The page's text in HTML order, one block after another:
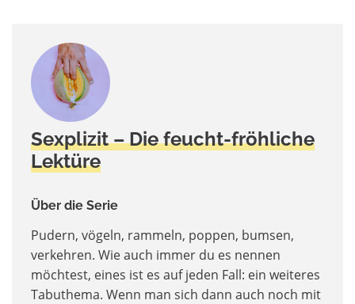
Sexplizit – Die feucht-fröhliche
Lektüre
Über die Serie
Pudern, vögeln, rammeln, poppen, bumsen,
verkehren. Wie auch immer du es nennen
möchtest, eines ist es auf jeden Fall: ein weiteres
Tabuthema. Wenn man sich dann auch noch mit